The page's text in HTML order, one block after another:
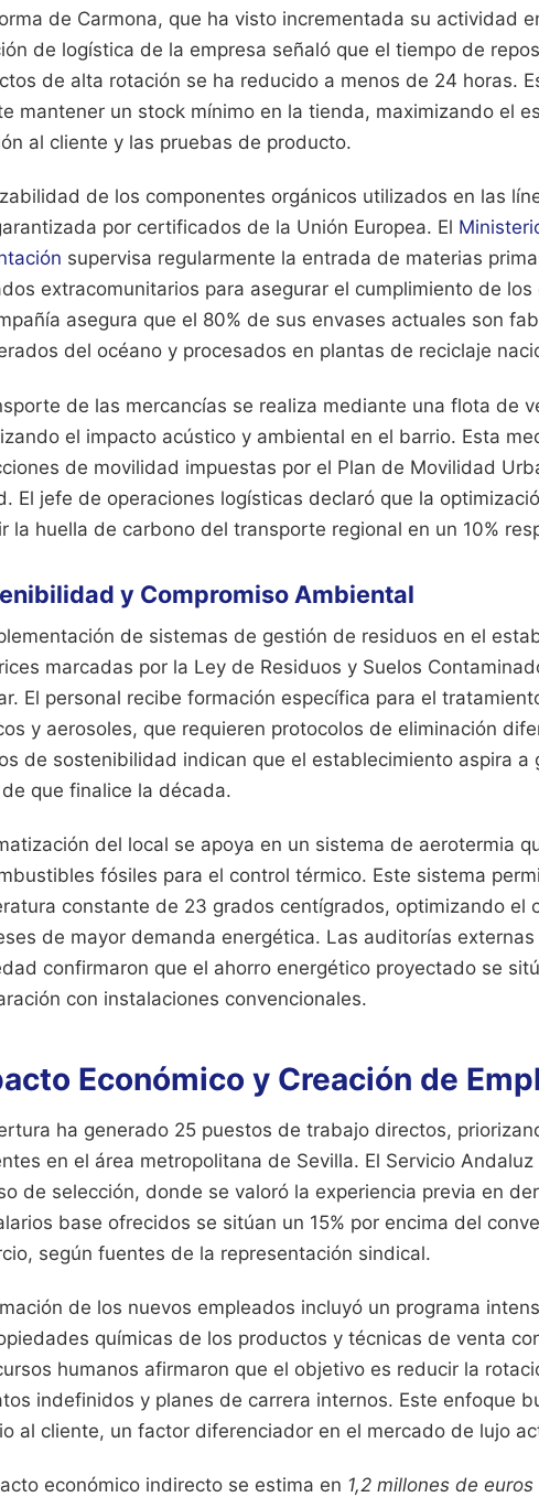
de Carmona, que ha visto incrementada su actividad
de logística de la empresa señaló que el tiempo de
de alta rotación se ha reducido a menos de 24 horas.
mantener un stock mínimo en la tienda, maximizando el
al cliente y las pruebas de producto.
de los componentes orgánicos utilizados en las
por certificados de la Unión Europea. El
supervisa regularmente la entrada de materias
extracomunitarios para asegurar el cumplimiento de
asegura que el 80% de sus envases actuales son
del océano y procesados en plantas de reciclaje
de las mercancías se realiza mediante una flota de
el impacto acústico y ambiental en el barrio. Esta
de movilidad impuestas por el Plan de Movilidad
El jefe de operaciones logísticas declaró que la
la huella de carbono del transporte regional en un 10%
y Compromiso Ambiental
de sistemas de gestión de residuos en el
marcadas por la Ley de Residuos y Suelos
El personal recibe formación específica para el
y aerosoles, que requieren protocolos de eliminación
de sostenibilidad indican que el establecimiento aspira a
que finalice la década.
del local se apoya en un sistema de aerotermia
fósiles para el control térmico. Este sistema
constante de 23 grados centígrados, optimizando el
de mayor demanda energética. Las auditorías
confirmaron que el ahorro energético proyectado se
con instalaciones convencionales.
Económico y Creación de
ha generado 25 puestos de trabajo directos,
en el área metropolitana de Sevilla. El Servicio
de selección, donde se valoró la experiencia previa en
base ofrecidos se sitúan un 15% por encima del
según fuentes de la representación sindical.
de los nuevos empleados incluyó un programa
químicas de los productos y técnicas de venta
humanos afirmaron que el objetivo es reducir la
indefinidos y planes de carrera internos. Este enfoque
al cliente, un factor diferenciador en el mercado de lujo
económico indirecto se estima en 1,2 millones de euros